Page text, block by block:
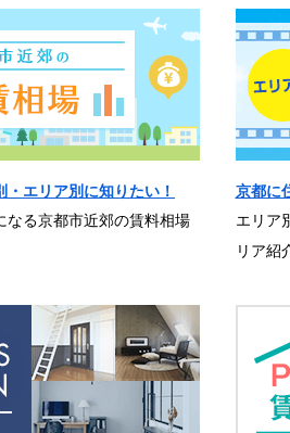
エリア別に知りたい！
なる京都市近郊の賃料相場
京都に
エリア
リア紹